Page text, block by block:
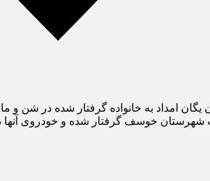
امداد به خانواده گرفتار شده در شن و
شهرستان خوسف گرفتار شده و خودروی